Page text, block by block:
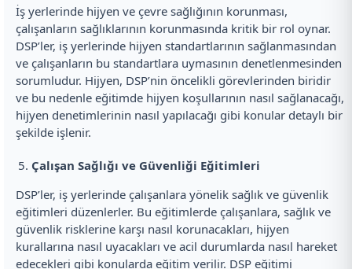
İş yerlerinde hijyen ve çevre sağlığının korunması,
çalışanların sağlıklarının korunmasında kritik bir rol oynar.
DSP’ler, iş yerlerinde hijyen standartlarının sağlanmasından
ve çalışanların bu standartlara uymasının denetlenmesinden
sorumludur. Hijyen, DSP’nin öncelikli görevlerinden biridir
ve bu nedenle eğitimde hijyen koşullarının nasıl sağlanacağı,
hijyen denetimlerinin nasıl yapılacağı gibi konular detaylı bir
şekilde işlenir.
Çalışan Sağlığı ve Güvenliği Eğitimleri
DSP’ler, iş yerlerinde çalışanlara yönelik sağlık ve güvenlik
eğitimleri düzenlerler. Bu eğitimlerde çalışanlara, sağlık ve
güvenlik risklerine karşı nasıl korunacakları, hijyen
kurallarına nasıl uyacakları ve acil durumlarda nasıl hareket
edecekleri gibi konularda eğitim verilir. DSP eğitimi